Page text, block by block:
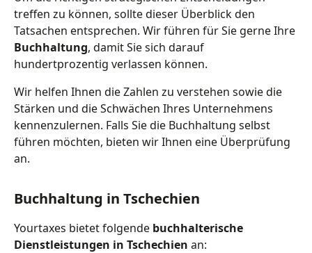
treffen zu können, sollte dieser Überblick den
Tatsachen entsprechen. Wir führen für Sie gerne Ihre
Buchhaltung, damit Sie sich darauf
hundertprozentig verlassen können.
Wir helfen Ihnen die Zahlen zu verstehen sowie die
Stärken und die Schwächen Ihres Unternehmens
kennenzulernen. Falls Sie die Buchhaltung selbst
führen möchten, bieten wir Ihnen eine Überprüfung
an.
Buchhaltung in Tschechien
Yourtaxes bietet folgende buchhalterische
Dienstleistungen in Tschechien an: